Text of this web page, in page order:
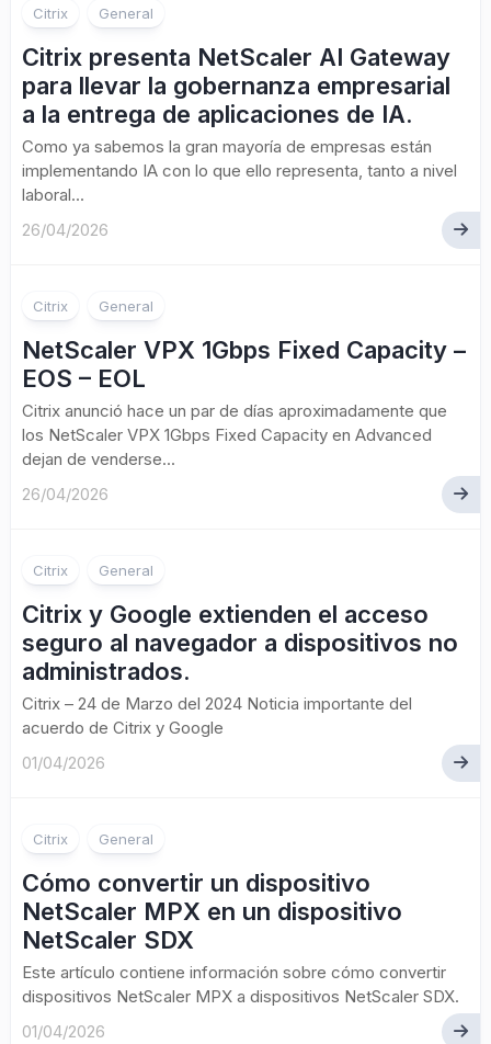
Citrix General
Citrix presenta NetScaler AI Gateway
para llevar la gobernanza empresarial
a la entrega de aplicaciones de IA.
Como ya sabemos la gran mayoría de empresas están
implementando IA con lo que ello representa, tanto a nivel
laboral...
26/04/2026
Citrix General
NetScaler VPX 1Gbps Fixed Capacity –
EOS – EOL
Citrix anunció hace un par de días aproximadamente que
los NetScaler VPX 1Gbps Fixed Capacity en Advanced
dejan de venderse...
26/04/2026
Citrix General
Citrix y Google extienden el acceso
seguro al navegador a dispositivos no
administrados.
Citrix – 24 de Marzo del 2024 Noticia importante del
acuerdo de Citrix y Google
01/04/2026
Citrix General
Cómo convertir un dispositivo
NetScaler MPX en un dispositivo
NetScaler SDX
Este artículo contiene información sobre cómo convertir
dispositivos NetScaler MPX a dispositivos NetScaler SDX.
01/04/2026